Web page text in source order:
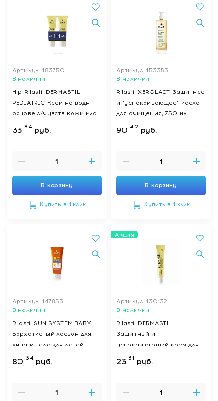
Артикул: 183750
В наличии
Н-р Rilastil DERMASTIL
PEDIATRIC Крем на водн
основе д/чувств кожи млад
детей 1+1, 100 мл 2 шт
33 84 руб.
В корзину
Купить в 1 клик
Артикул: 153353
В наличии
Rilastil XEROLACT Защитное
и "успокаивающее" масло
для очищения, 750 мл
90 42 руб.
В корзину
Купить в 1 клик
Артикул: 147853
В наличии
Rilastil SUN SYSTEM BABY
Бархатистый лосьон для
лица и тела для детей
SPF50+, 200 мл
80 34 руб.
Акция
Артикул: 130132
В наличии
Rilastil DERMASTIL
Защитный и
успокаивающий крем для
младенцев и детей с
чувствительной кожей, 50
23 31 руб.